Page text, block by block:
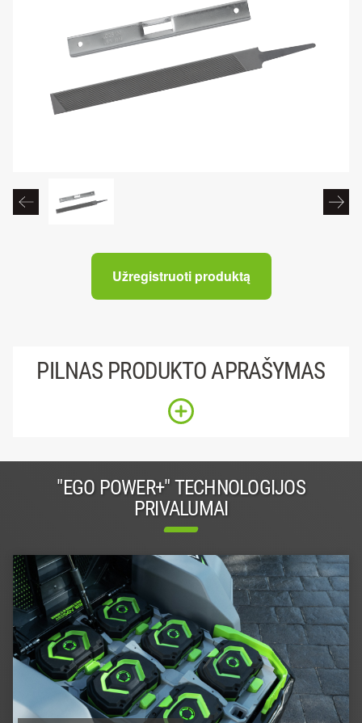
Užregistruoti produktą
PILNAS PRODUKTO APRAŠYMAS
"EGO POWER+" TECHNOLOGIJOS
PRIVALUMAI